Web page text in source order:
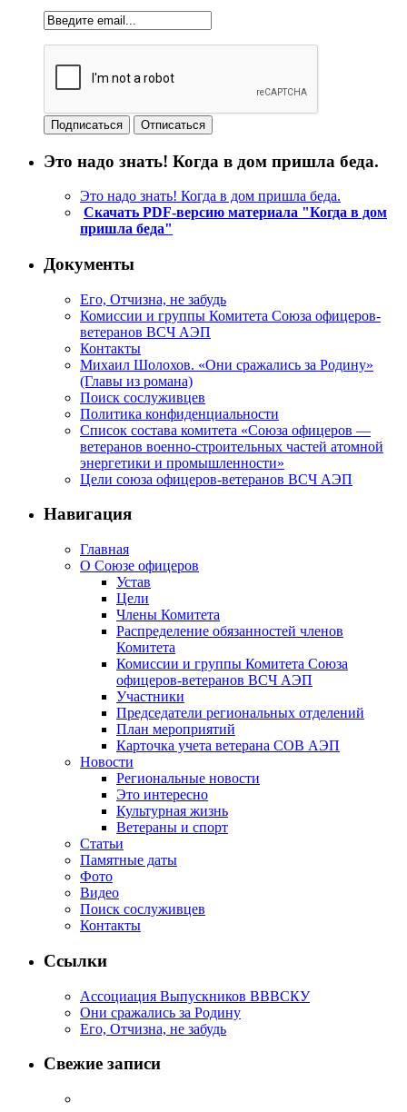
Это надо знать! Когда в дом пришла беда.
Это надо знать! Когда в дом пришла беда.
Скачать PDF-версию материала "Когда в дом
пришла беда"
Документы
Его, Отчизна, не забудь
Комиссии и группы Комитета Союза офицеров-
ветеранов ВСЧ АЭП
Контакты
Михаил Шолохов. «Они сражались за Родину»
(Главы из романа)
Поиск сослуживцев
Политика конфиденциальности
Список состава комитета «Союза офицеров —
ветеранов военно-строительных частей атомной
энергетики и промышленности»
Цели союза офицеров-ветеранов ВСЧ АЭП
Навигация
Главная
О Союзе офицеров
Устав
Цели
Члены Комитета
Распределение обязанностей членов
Комитета
Комиссии и группы Комитета Союза
офицеров-ветеранов ВСЧ АЭП
Участники
Председатели региональных отделений
План мероприятий
Карточка учета ветерана CОВ АЭП
Новости
Региональные новости
Это интересно
Культурная жизнь
Ветераны и спорт
Статьи
Памятные даты
Фото
Видео
Поиск сослуживцев
Контакты
Ссылки
Ассоциация Выпускников ВВВСКУ
Они сражались за Родину
Его, Отчизна, не забудь
Свежие записи